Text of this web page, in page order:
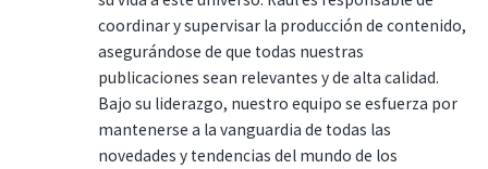
coordinar y supervisar la producción de contenido,
asegurándose de que todas nuestras
publicaciones sean relevantes y de alta calidad.
Bajo su liderazgo, nuestro equipo se esfuerza por
mantenerse a la vanguardia de todas las
novedades y tendencias del mundo de los